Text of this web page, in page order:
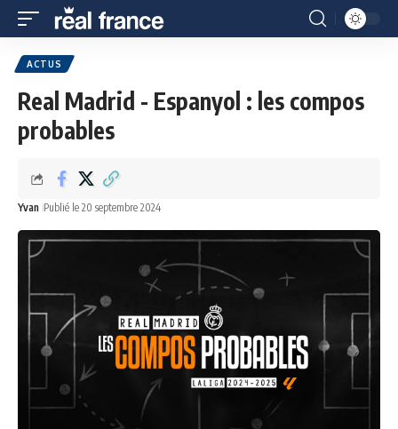
ACTUS
Real Madrid - Espanyol : les compos
probables
Yvan Publié le 20 septembre 2024